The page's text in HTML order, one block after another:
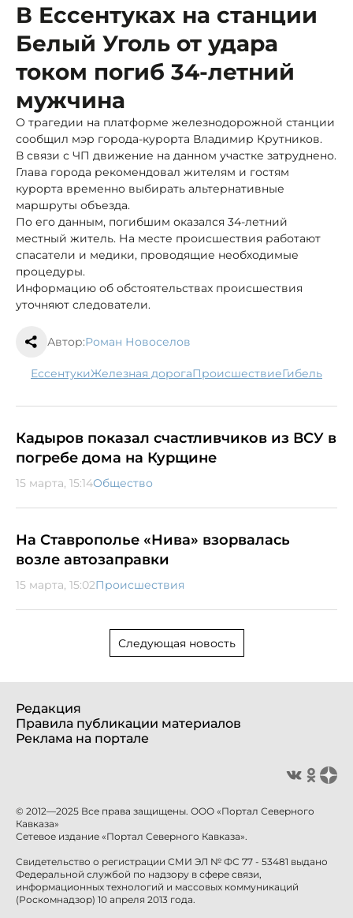
В Ессентуках на станции
Белый Уголь от удара
током погиб 34-летний
мужчина
О трагедии на платформе железнодорожной станции
сообщил мэр города-курорта Владимир Крутников.
В связи с ЧП движение на данном участке затруднено.
Глава города рекомендовал жителям и гостям
курорта временно выбирать альтернативные
маршруты объезда.
По его данным, погибшим оказался 34-летний
местный житель. На месте происшествия работают
спасатели и медики, проводящие необходимые
процедуры.
Информацию об обстоятельствах происшествия
уточняют следователи.
Автор:Роман Новоселов
Ессентуки железная дорога происшествие гибель
Кадыров показал счастливчиков из ВСУ в
погребе дома на Курщине
15 марта, 15:14Общество
На Ставрополье «Нива» взорвалась
возле автозаправки
15 марта, 15:02Происшествия
Следующая новость
Редакция
Правила публикации материалов
Реклама на портале
© 2012—2025 Все права защищены. ООО «Портал Северного
Кавказа»
Сетевое издание «Портал Северного Кавказа».
Свидетельство о регистрации СМИ ЭЛ № ФС 77 - 53481 выдано
Федеральной службой по надзору в сфере связи,
информационных технологий и массовых коммуникаций
(Роскомнадзор) 10 апреля 2013 года.